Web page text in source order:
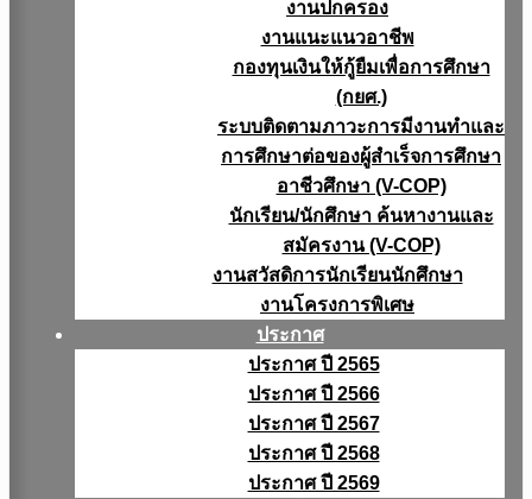
งานปกครอง
งานแนะแนวอาชีพ
กองทุนเงินให้กู้ยืมเพื่อการศึกษา
(กยศ.)
ระบบติดตามภาวะการมีงานทำและ
การศึกษาต่อของผู้สำเร็จการศึกษา
อาชีวศึกษา (V-COP)
นักเรียน/นักศึกษา ค้นหางานและ
สมัครงาน (V-COP)
งานสวัสดิการนักเรียนนักศึกษา
งานโครงการพิเศษ
ประกาศ
ประกาศ ปี 2565
ประกาศ ปี 2566
ประกาศ ปี 2567
ประกาศ ปี 2568
ประกาศ ปี 2569